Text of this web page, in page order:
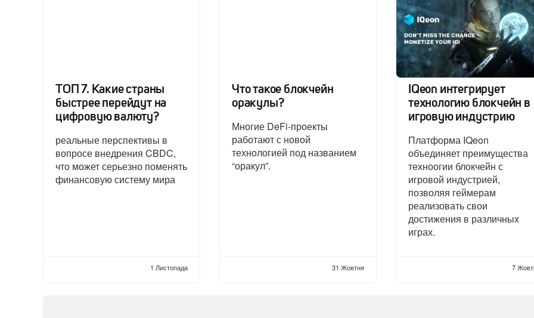
ТОП 7. Какие страны
быстрее перейдут на
цифровую валюту?
реальные перспективы в
вопросе внедрения CBDC,
что может серьезно поменять
финансовую систему мира
1 Листопада
Что такое блокчейн
оракулы?
Многие DeFi-проекты
работают с новой
технологией под названием
“оракул”.
31 Жовтня
IQeon интегрирует
технологию блокчейн в
игровую индустрию
Платформа IQeon
объединяет преимущества
техноогии блокчейн с
игровой индустрией,
позволяя геймерам
реализовать свои
достижения в различных
играх.
7